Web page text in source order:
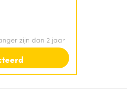
zijn dan 2 jaar